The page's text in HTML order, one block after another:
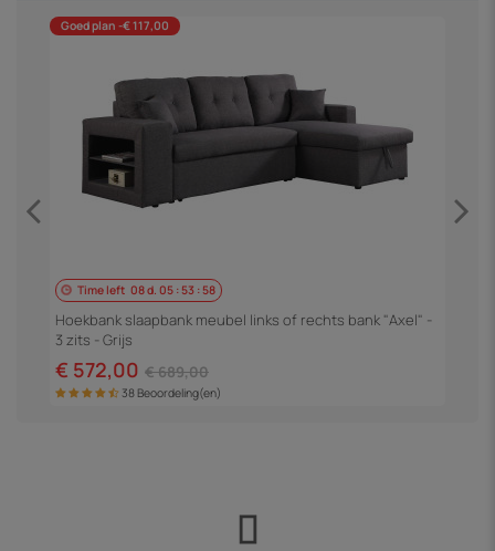
Goed plan -€ 117,00
Time left 08d. 05 :53 :58
Hoekbank slaapbank meubel links of rechts bank "Axel" -
3 zits - Grijs
€ 572,00 € 689,00
38 Beoordeling(en)